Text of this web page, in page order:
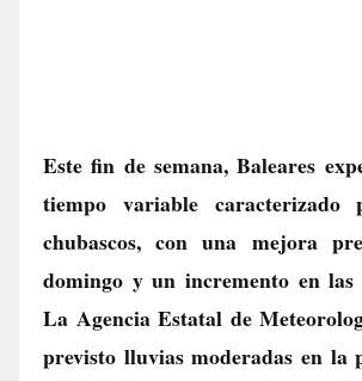
Este fin de semana, Baleares
tiempo variable
chubascos, con una mejora
domingo y un incremento en las
La Agencia Estatal de
previsto lluvias moderadas en la